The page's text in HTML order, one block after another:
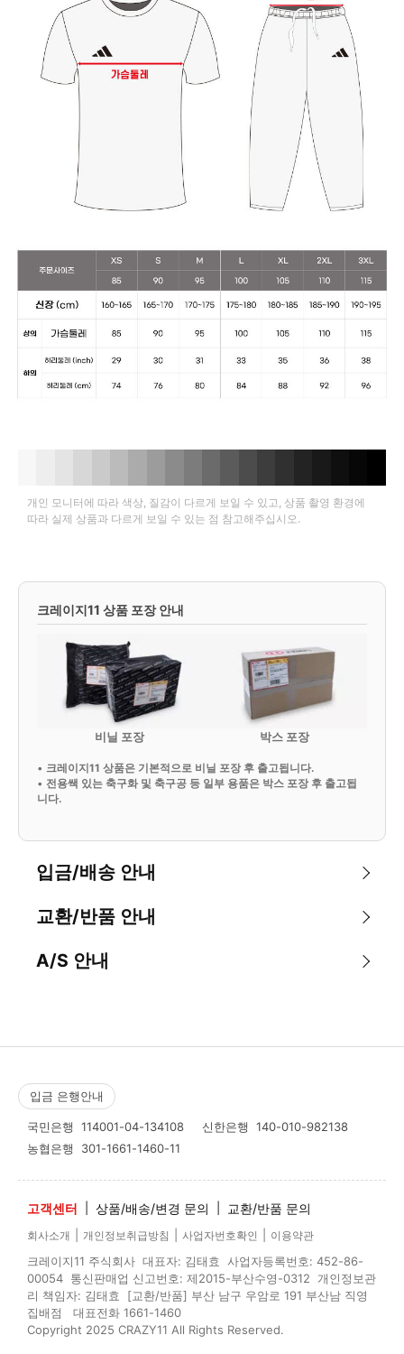
개인 모니터에 따라 색상, 질감이 다르게 보일 수 있고, 상품 촬영 환경에
따라 실제 상품과 다르게 보일 수 있는 점 참고해주십시오.
크레이지11 상품 포장 안내
비닐 포장 박스 포장
• 크레이지11 상품은 기본적으로 비닐 포장 후 출고됩니다.
• 전용쌕 있는 축구화 및 축구공 등 일부 용품은 박스 포장 후 출고됩
니다.
입금/배송 안내
교환/반품 안내
A/S 안내
입금 은행안내
국민은행 114001-04-134108 신한은행 140-010-982138
농협은행 301-1661-1460-11
고객센터 상품/배송/변경 문의 교환/반품 문의
회사소개 개인정보취급방침 사업자번호확인 이용약관
크레이지11 주식회사 대표자: 김태효 사업자등록번호: 452-86-
00054 통신판매업 신고번호: 제2015-부산수영-0312 개인정보관
리 책임자: 김태효 [교환/반품] 부산 남구 우암로 191 부산남 직영
집배점 대표전화 1661-1460
Copyright 2025 CRAZY11 All Rights Reserved.